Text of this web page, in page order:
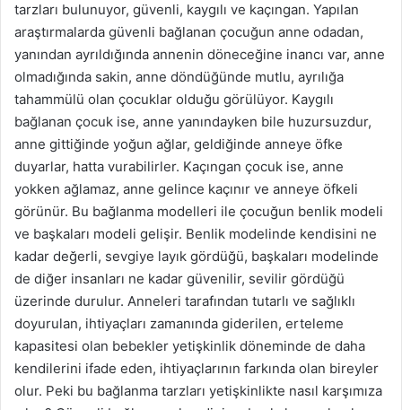
tarzları bulunuyor, güvenli, kaygılı ve kaçıngan. Yapılan
araştırmalarda güvenli bağlanan çocuğun anne odadan,
yanından ayrıldığında annenin döneceğine inancı var, anne
olmadığında sakin, anne döndüğünde mutlu, ayrılığa
tahammülü olan çocuklar olduğu görülüyor. Kaygılı
bağlanan çocuk ise, anne yanındayken bile huzursuzdur,
anne gittiğinde yoğun ağlar, geldiğinde anneye öfke
duyarlar, hatta vurabilirler. Kaçıngan çocuk ise, anne
yokken ağlamaz, anne gelince kaçınır ve anneye öfkeli
görünür. Bu bağlanma modelleri ile çocuğun benlik modeli
ve başkaları modeli gelişir. Benlik modelinde kendisini ne
kadar değerli, sevgiye layık gördüğü, başkaları modelinde
de diğer insanları ne kadar güvenilir, sevilir gördüğü
üzerinde durulur. Anneleri tarafından tutarlı ve sağlıklı
doyurulan, ihtiyaçları zamanında giderilen, erteleme
kapasitesi olan bebekler yetişkinlik döneminde de daha
kendilerini ifade eden, ihtiyaçlarının farkında olan bireyler
olur. Peki bu bağlanma tarzları yetişkinlikte nasıl karşımıza